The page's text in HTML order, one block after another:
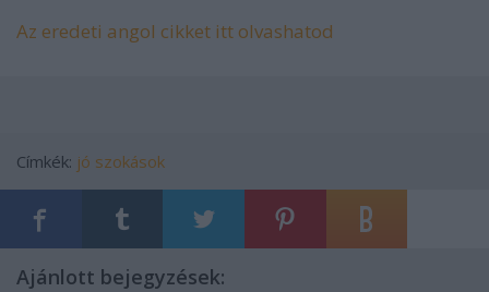
Az eredeti angol cikket itt olvashatod
Címkék: jó szokások
Ajánlott bejegyzések: